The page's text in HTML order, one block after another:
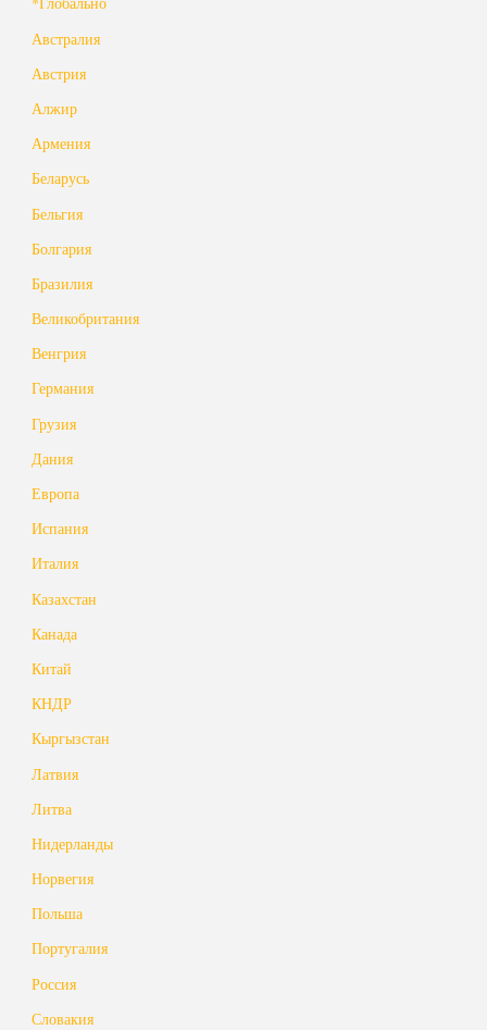
Австралия
Австрия
Алжир
Армения
Беларусь
Бельгия
Болгария
Бразилия
Великобритания
Венгрия
Германия
Грузия
Дания
Европа
Испания
Италия
Казахстан
Канада
Китай
КНДР
Кыргызстан
Латвия
Литва
Нидерланды
Норвегия
Польша
Португалия
Россия
Словакия